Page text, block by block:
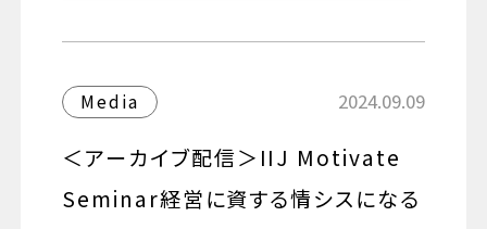
Media 2024.09.09
＜アーカイブ配信＞IIJ Motivate
Seminar経営に資する情シスになる